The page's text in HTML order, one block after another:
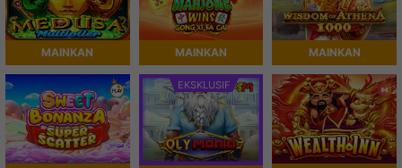
MAINKAN MAINKAN MAINKAN
EKSKLUSIF